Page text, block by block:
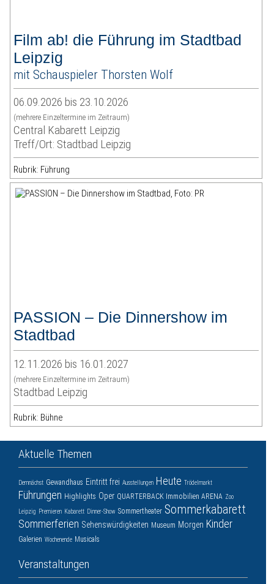
Film ab! die Führung im Stadtbad
Leipzig
mit Schauspieler Thorsten Wolf
06.09.2026 bis 23.10.2026
(mehrere Einzeltermine im Zeitraum)
Central Kabarett Leipzig
Treff/Ort: Stadtbad Leipzig
Rubrik: Führung
PASSION – Die Dinnershow im
Stadtbad
12.11.2026 bis 16.01.2027
(mehrere Einzeltermine im Zeitraum)
Stadtbad Leipzig
Rubrik: Bühne
Aktuelle Themen
Demnächst Gewandhaus Eintritt frei Ausstellungen Heute Trödelmarkt
Führungen Highlights Oper QUARTERBACK Immobilien ARENA Zoo
Leipzig Premieren Kabarett Dinner-Show Sommertheater Sommerkabarett
Sommerferien Sehenswürdigkeiten Museum Morgen Kinder
Galerien Wochenende Musicals
Veranstaltungen